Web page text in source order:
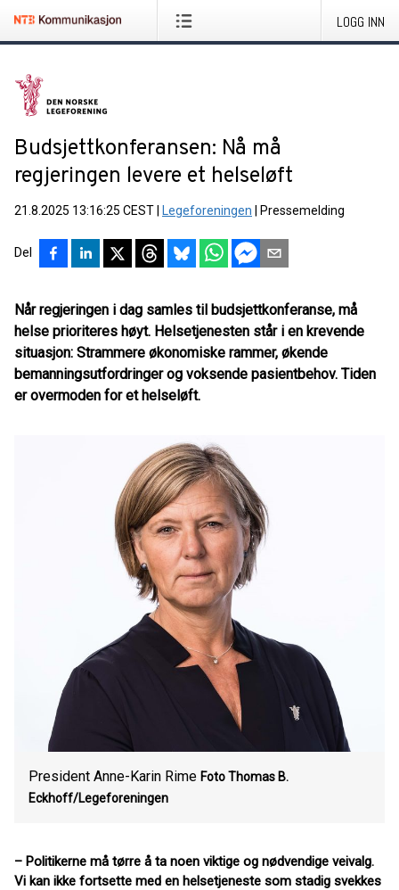
LOGG INN
Budsjettkonferansen: Nå må
regjeringen levere et helseløft
21.8.2025 13:16:25 CEST Legeforeningen Pressemelding
Del
Når regjeringen i dag samles til budsjettkonferanse, må
helse prioriteres høyt. Helsetjenesten står i en krevende
situasjon: Strammere økonomiske rammer, økende
bemanningsutfordringer og voksende pasientbehov. Tiden
er overmoden for et helseløft.
President Anne-Karin Rime Foto Thomas B.
Eckhoff/Legeforeningen
– Politikerne må tørre å ta noen viktige og nødvendige veivalg.
Vi kan ikke fortsette med en helsetjeneste som stadig svekkes